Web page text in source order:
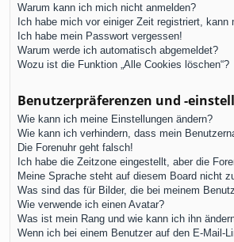
Warum kann ich mich nicht anmelden?
Ich habe mich vor einiger Zeit registriert,
Ich habe mein Passwort vergessen!
Warum werde ich automatisch abgemeldet?
Wozu ist die Funktion „Alle Cookies löschen“?
Benutzerpräferenzen und -
Wie kann ich meine Einstellungen ändern?
Wie kann ich verhindern, dass mein
Die Forenuhr geht falsch!
Ich habe die Zeitzone eingestellt, aber die
Meine Sprache steht auf diesem Board nicht
Was sind das für Bilder, die bei meinem
Wie verwende ich einen Avatar?
Was ist mein Rang und wie kann ich ihn
Wenn ich bei einem Benutzer auf den E-Mail-